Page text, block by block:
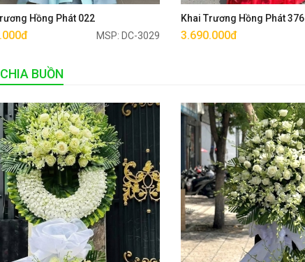
Hồng Phát 022
MSP: DC-3029
Khai Trương Hồng Phát 376
3.690.000đ
BUỒN